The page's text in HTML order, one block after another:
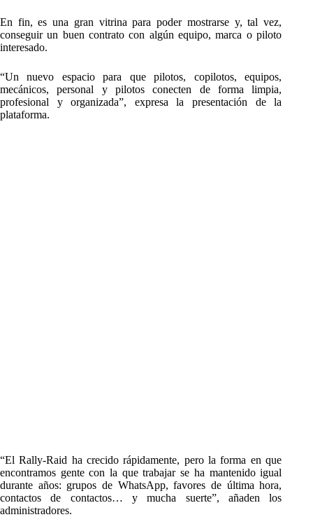
En fin, es una gran vitrina para poder mostrarse y, tal vez,
conseguir un buen contrato con algún equipo, marca o piloto
interesado.
“Un nuevo espacio para que pilotos, copilotos, equipos,
mecánicos, personal y pilotos conecten de forma limpia,
profesional y organizada”, expresa la presentación de la
plataforma.
“El Rally-Raid ha crecido rápidamente, pero la forma en que
encontramos gente con la que trabajar se ha mantenido igual
durante años: grupos de WhatsApp, favores de última hora,
contactos de contactos… y mucha suerte”, añaden los
administradores.